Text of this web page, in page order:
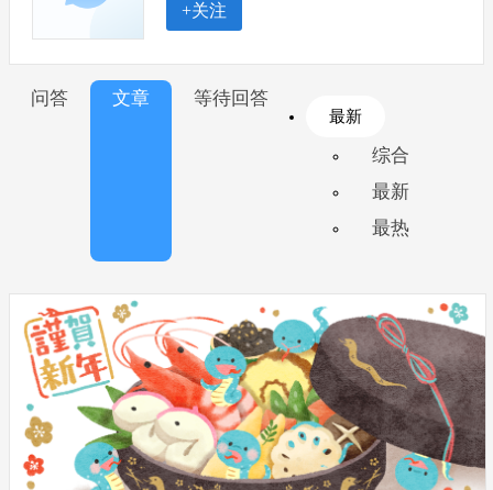
+关注
问答 文章 等待回答
最新
综合
最新
最热